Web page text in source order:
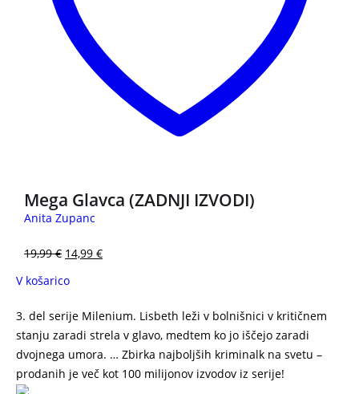
Mega Glavca (ZADNJI IZVODI)
Anita Zupanc
19,99€ 14,99 €
V košarico
3. del serije Milenium. Lisbeth leži v bolnišnici v kritičnem
stanju zaradi strela v glavo, medtem ko jo iščejo zaradi
dvojnega umora. … Zbirka najboljših kriminalk na svetu –
prodanih je več kot 100 milijonov izvodov iz serije!